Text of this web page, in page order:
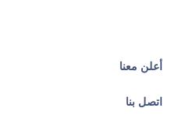
أعلن معنا
اتصل بنا